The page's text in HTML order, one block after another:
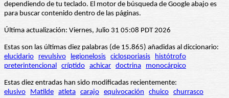
dependiendo de tu teclado. El motor de búsqueda de Google abajo es
para buscar contenido dentro de las páginas.
Última actualización: Viernes, Julio 31 05:08 PDT 2026
Estas son las últimas diez palabras (de 15.865) añadidas al diccionario:
elucidario
revulsivo legionelosis ciclosporiasis
histótrofo
preterintencional críptido achicar doctrina monocárpico
Estas diez entradas han sido modificadas recientemente:
elusivo
Matilde atleta carajo equivocación chuico churrasco